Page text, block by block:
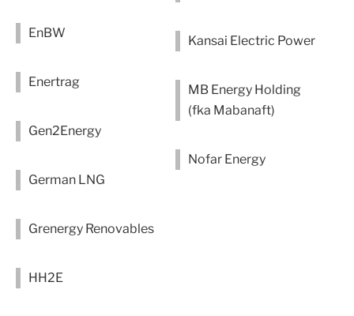
EnBW
Enertrag
Gen2Energy
German LNG
Grenergy Renovables
HH2E
Kansai Electric Power
MB Energy Holding
(fka Mabanaft)
Nofar Energy